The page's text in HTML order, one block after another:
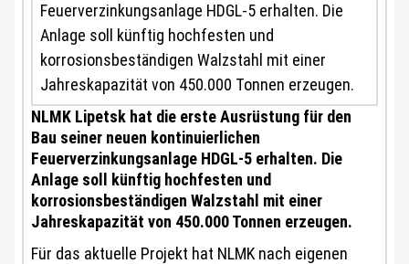
Feuerverzinkungsanlage HDGL-5 erhalten. Die
Anlage soll künftig hochfesten und
korrosionsbeständigen Walzstahl mit einer
Jahreskapazität von 450.000 Tonnen erzeugen.
NLMK Lipetsk hat die erste Ausrüstung für den
Bau seiner neuen kontinuierlichen
Feuerverzinkungsanlage HDGL-5 erhalten. Die
Anlage soll künftig hochfesten und
korrosionsbeständigen Walzstahl mit einer
Jahreskapazität von 450.000 Tonnen erzeugen.
Für das aktuelle Projekt hat NLMK nach eigenen